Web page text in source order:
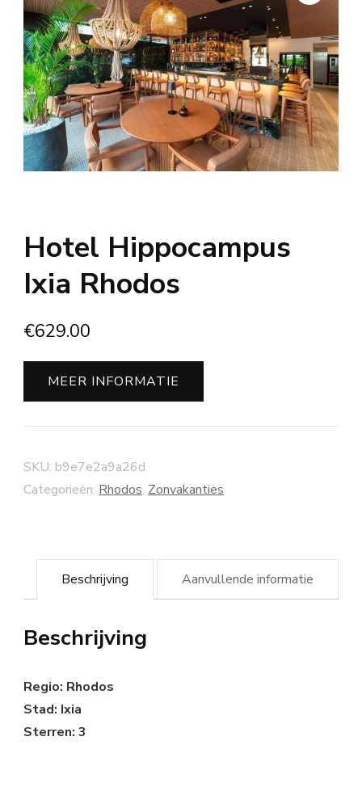
Hotel Hippocampus
Ixia Rhodos
€629.00
MEER INFORMATIE
SKU: b9e7e2a9a26d
Categorieën: Rhodos, Zonvakanties
Beschrijving Aanvullende informatie
Beschrijving
Regio: Rhodos
Stad: Ixia
Sterren: 3